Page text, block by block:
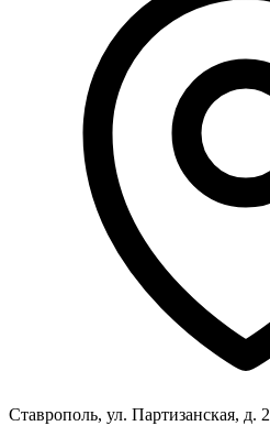
Ставрополь, ул. Партизанская, д. 2